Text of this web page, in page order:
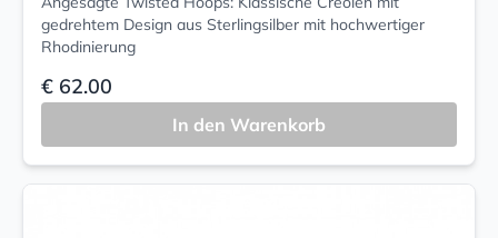
gedrehtem Design aus Sterlingsilber mit hochwertiger
Rhodinierung
€ 62.00
In den Warenkorb